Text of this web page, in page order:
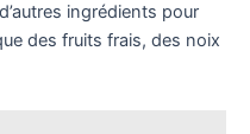
ingrédients pour
des fruits frais, des noix